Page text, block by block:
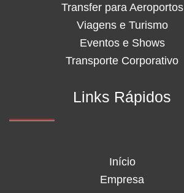
Transfer para Aeroportos
Viagens e Turismo
Eventos e Shows
Transporte Corporativo
Links Rápidos
Início
Empresa